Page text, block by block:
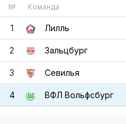
№ Команда
1 Лилль
2 Зальцбург
3 Севилья
4 ВФЛ Вольфсбург